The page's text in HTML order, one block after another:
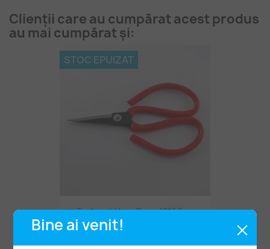
Bine ai venit!
Clienții care au cumpărat acest produs
au mai cumpărat și:
Forfecuț Ușor Roșu 12*7,7cm
6,90 lei
STOC EPUIZAT